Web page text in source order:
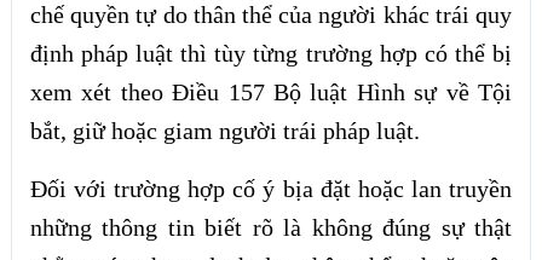
chế quyền tự do thân thể của người khác trái quy
định pháp luật thì tùy từng trường hợp có thể bị
xem xét theo Điều 157 Bộ luật Hình sự về Tội
bắt, giữ hoặc giam người trái pháp luật.
Đối với trường hợp cố ý bịa đặt hoặc lan truyền
những thông tin biết rõ là không đúng sự thật